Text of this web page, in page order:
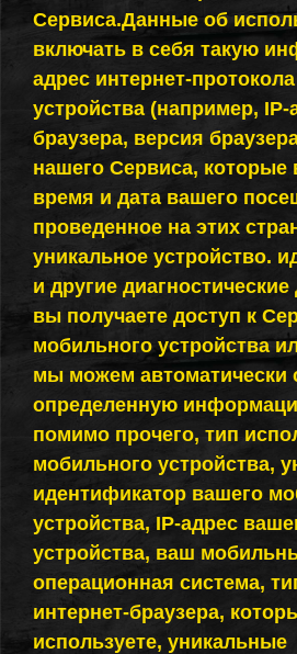
Сервиса.Данные об
включать в себя такую
адрес интернет-
устройства (например, IP-
браузера, версия
нашего Сервиса, которые
время и дата вашего
проведенное на этих
уникальное устройство.
и другие
вы получаете доступ к
мобильного устройства
мы можем автоматически
определенную
помимо прочего, тип
мобильного устройства,
идентификатор вашего
устройства, IP-адрес
устройства, ваш
операционная система,
интернет-браузера,
используете, уникальные